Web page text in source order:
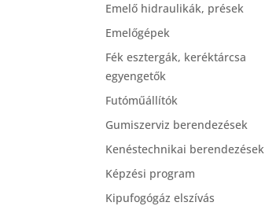
Emelő hidraulikák, prések
Emelőgépek
Fék esztergák, keréktárcsa
egyengetők
Futóműállítók
Gumiszerviz berendezések
Kenéstechnikai berendezések
Képzési program
Kipufogógáz elszívás